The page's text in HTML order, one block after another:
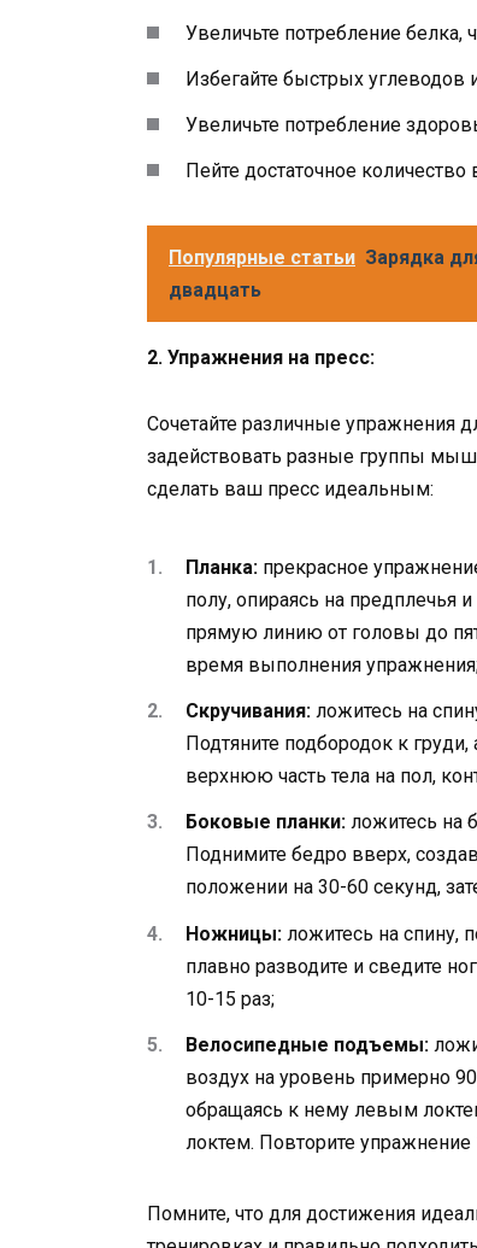
Увеличьте потребление
Избегайте быстрых углеводов
Увеличьте потребление
Пейте достаточное
Популярные статьи Зарядка
двадцать
2. Упражнения на пресс:
Сочетайте различные упражнения
задействовать разные группы
сделать ваш пресс идеальным:
Планка: прекрасное
полу, опираясь на предплечья
прямую линию от головы до
время выполнения
Скручивания: ложитесь на
Подтяните подбородок к
верхнюю часть тела на пол,
Боковые планки: ложитесь на
Поднимите бедро вверх,
положении на 30-60 секунд,
Ножницы: ложитесь на спину,
плавно разводите и сведите
10-15 раз;
Велосипедные подъемы:
воздух на уровень примерно
обращаясь к нему левым
локтем. Повторите
Помните, что для достижения